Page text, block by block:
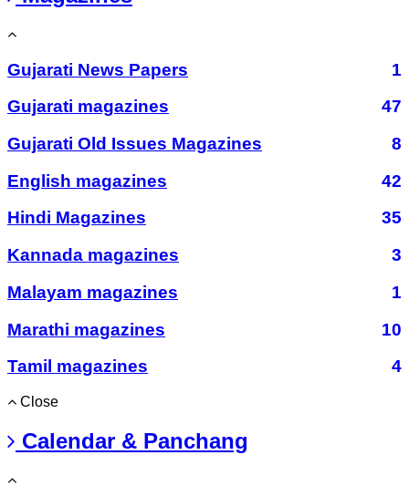
Gujarati News Papers
1
Gujarati magazines
47
Gujarati Old Issues Magazines
8
English magazines
42
Hindi Magazines
35
Kannada magazines
3
Malayam magazines
1
Marathi magazines
10
Tamil magazines
4
Close
Calendar & Panchang